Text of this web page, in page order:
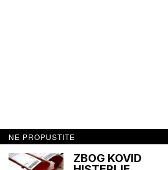
NE PROPUSTITE
ZBOG KOVID